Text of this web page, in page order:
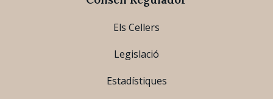
Els Cellers
Legislació
Estadístiques